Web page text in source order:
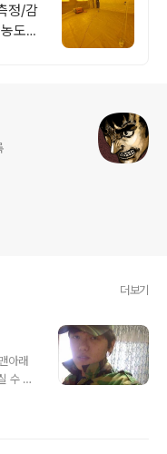
정/감
도측
더보기
아래
수 있
제